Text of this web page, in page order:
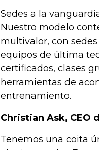
Sedes a la
Nuestro modelo
multivalor, con
equipos de última
certificados, clases
herramientas de
entrenamiento.
Christian Ask, CEO
Tenemos una coita